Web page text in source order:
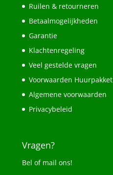
Ruilen & retourneren
Betaalmogelijkheden
Garantie
Klachtenregeling
Veel gestelde vragen
Voorwaarden Huurpakket
Algemene voorwaarden
Privacybeleid
Vragen?
Bel of mail ons!